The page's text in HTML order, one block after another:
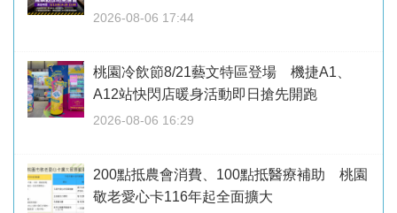
2026-08-06 17:44
桃園冷飲節8/21藝文特區登場 機捷A1、
A12站快閃店暖身活動即日搶先開跑
2026-08-06 16:29
200點抵農會消費、100點抵醫療補助 桃園
敬老愛心卡116年起全面擴大